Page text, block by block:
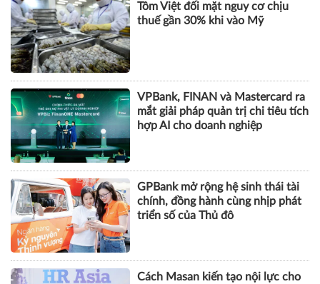
Tôm Việt đối mặt nguy cơ chịu
thuế gần 30% khi vào Mỹ
VPBank, FINAN và Mastercard ra
mắt giải pháp quản trị chi tiêu tích
hợp AI cho doanh nghiệp
GPBank mở rộng hệ sinh thái tài
chính, đồng hành cùng nhịp phát
triển số của Thủ đô
Cách Masan kiến tạo nội lực cho